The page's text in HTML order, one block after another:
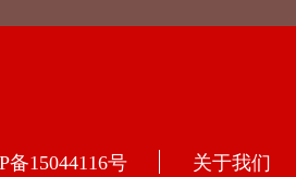
15044116号
关于我们